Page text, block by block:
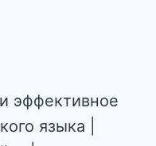
эффективное
языка |